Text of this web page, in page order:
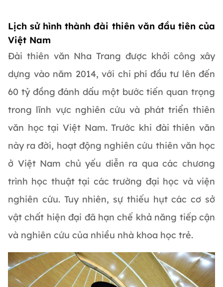
Lịch sử hình thành đài thiên văn đầu tiên của
Việt Nam
Đài thiên văn Nha Trang được khởi công xây
dựng vào năm 2014, với chi phí đầu tư lên đến
60 tỷ đồng đánh dấu một bước tiến quan trọng
trong lĩnh vực nghiên cứu và phát triển thiên
văn học tại Việt Nam. Trước khi đài thiên văn
này ra đời, hoạt động nghiên cứu thiên văn học
ở Việt Nam chủ yếu diễn ra qua các chương
trình học thuật tại các trường đại học và viện
nghiên cứu. Tuy nhiên, sự thiếu hụt các cơ sở
vật chất hiện đại đã hạn chế khả năng tiếp cận
và nghiên cứu của nhiều nhà khoa học trẻ.